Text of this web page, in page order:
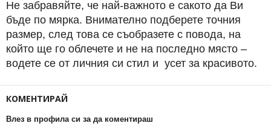
Не забравяйте, че най-важното е сакото да Ви
бъде по мярка. Внимателно подберете точния
размер, след това се съобразете с повода, на
който ще го облечете и не на последно място –
водете се от личния си стил и усет за красивото.
КОМЕНТИРАЙ
Влез в профила си за да коментираш